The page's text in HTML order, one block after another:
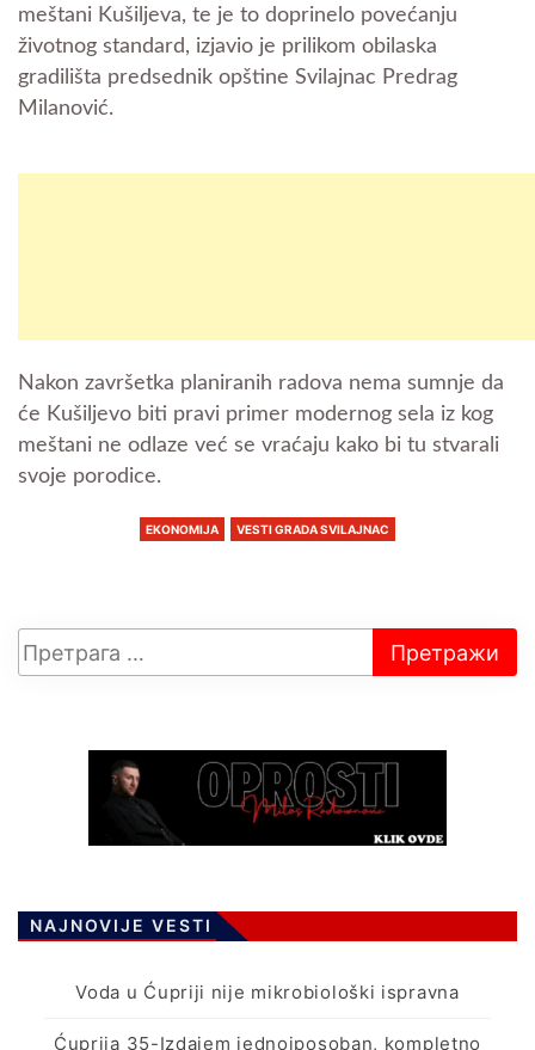
meštani Kušiljeva, te je to doprinelo povećanju
životnog standard, izjavio je prilikom obilaska
gradilišta predsednik opštine Svilajnac Predrag
Milanović.
Nakon završetka planiranih radova nema sumnje da
će Kušiljevo biti pravi primer modernog sela iz kog
meštani ne odlaze već se vraćaju kako bi tu stvarali
svoje porodice.
EKONOMIJA VESTI GRADA SVILAJNAC
NAJNOVIJE VESTI
Voda u Ćupriji nije mikrobiološki ispravna
Ćuprija 35-Izdajem jednoiposoban, kompletno